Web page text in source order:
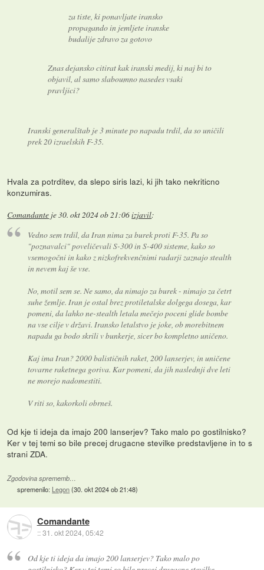
za tiste, ki ponavljate iransko
propagando in jemljete iranske
budalije zdravo za gotovo
Znas dejansko citirat kak iranski medij, ki naj bi to
objavil, al samo slaboumno nasedes vsaki
pravljici?
Iranski generalštab je 3 minute po napadu trdil, da so uničili
prek 20 izraelskih F-35.
Hvala za potrditev, da slepo siris lazi, ki jih tako nekriticno
konzumiras.
Comandante je30. okt 2024 ob 21:06izjavil:
Vedno sem trdil, da Iran nima za burek proti F-35. Pa so
"poznavalci" poveličevali S-300 in S-400 sisteme, kako so
vsemogočni in kako z nizkofrekvenčnimi radarji zaznajo stealth
in nevem kaj še vse.
No, motil sem se. Ne samo, da nimajo za burek - nimajo za četrt
suhe žemlje. Iran je ostal brez protiletalske dolgega dosega, kar
pomeni, da lahko ne-stealth letala mečejo poceni glide bombe
na vse cilje v državi. Iransko letalstvo je joke, ob morebitnem
napadu ga bodo skrili v bunkerje, sicer bo kompletno uničeno.
Kaj ima Iran? 2000 balističnih raket, 200 lanserjev, in uničene
tovarne raketnega goriva. Kar pomeni, da jih naslednji dve leti
ne morejo nadomestiti.
V riti so, kakorkoli obrneš.
Od kje ti ideja da imajo 200 lanserjev? Tako malo po gostilnisko?
Ker v tej temi so bile precej drugacne stevilke predstavljene in to s
strani ZDA.
Zgodovina sprememb…
spremenilo: Legon(30. okt 2024 ob 21:48)
Comandante
::31. okt 2024, 05:42
Od kje ti ideja da imajo 200 lanserjev? Tako malo po